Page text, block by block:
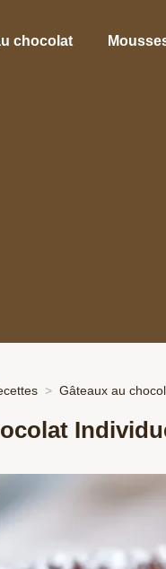
chocolat
Gâteaux au